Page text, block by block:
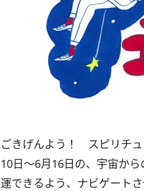
ごきげんよう！ スピリチ
10日〜6月16日の、宇宙か
運できるよう、ナビゲート